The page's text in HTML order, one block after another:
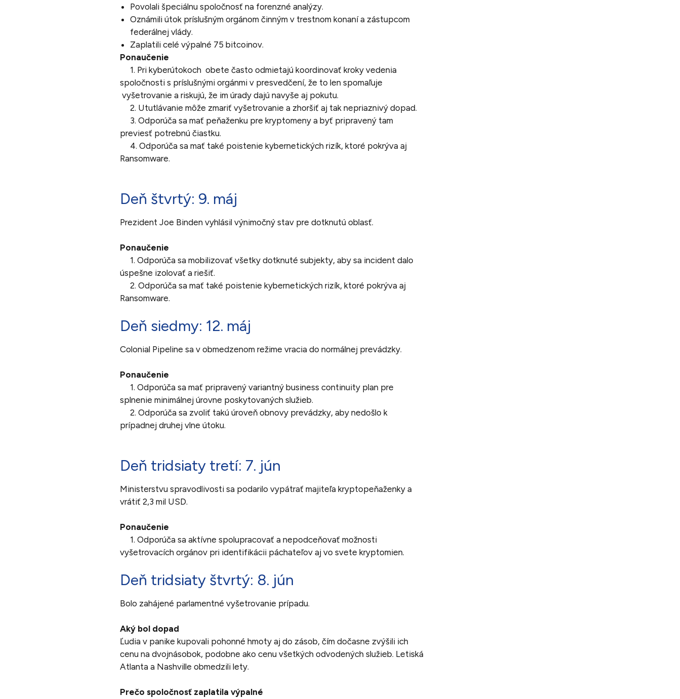
Povolali špeciálnu spoločnosť na forenzné analýzy.
Oznámili útok príslušným orgánom činným v trestnom konaní a zástupcom
federálnej vlády.
Zaplatili celé výpalné 75 bitcoinov.
Ponaučenie
1. Pri kyberútokoch obete často odmietajú koordinovať kroky vedenia
spoločnosti s príslušnými orgánmi v presvedčení, že to len spomaľuje
vyšetrovanie a riskujú, že im úrady dajú navyše aj pokutu.
2. Ututlávanie môže zmariť vyšetrovanie a zhoršiť aj tak nepriaznivý dopad.
3. Odporúča sa mať peňaženku pre kryptomeny a byť pripravený tam
previesť potrebnú čiastku.
4. Odporúča sa mať také poistenie kybernetických rizík, ktoré pokrýva aj
Ransomware.
Deň štvrtý: 9. máj
Prezident Joe Binden vyhlásil výnimočný stav pre dotknutú oblasť.
Ponaučenie
1. Odporúča sa mobilizovať všetky dotknuté subjekty, aby sa incident dalo
úspešne izolovať a riešiť.
2. Odporúča sa mať také poistenie kybernetických rizík, ktoré pokrýva aj
Ransomware.
Deň siedmy: 12. máj
Colonial Pipeline sa v obmedzenom režime vracia do normálnej prevádzky.
Ponaučenie
1. Odporúča sa mať pripravený variantný business continuity plan pre
splnenie minimálnej úrovne poskytovaných služieb.
2. Odporúča sa zvoliť takú úroveň obnovy prevádzky, aby nedošlo k
prípadnej druhej vlne útoku.
Deň tridsiaty tretí: 7. jún
Ministerstvu spravodlivosti sa podarilo vypátrať majiteľa kryptopeňaženky a
vrátiť 2,3 mil USD.
Ponaučenie
1. Odporúča sa aktívne spolupracovať a nepodceňovať možnosti
vyšetrovacích orgánov pri identifikácii páchateľov aj vo svete kryptomien.
Deň tridsiaty štvrtý: 8. jún
Bolo zahájené parlamentné vyšetrovanie prípadu.
Aký bol dopad
Ľudia v panike kupovali pohonné hmoty aj do zásob, čím dočasne zvýšili ich
cenu na dvojnásobok, podobne ako cenu všetkých odvodených služieb. Letiská
Atlanta a Nashville obmedzili lety.
Prečo spoločnosť zaplatila výpalné